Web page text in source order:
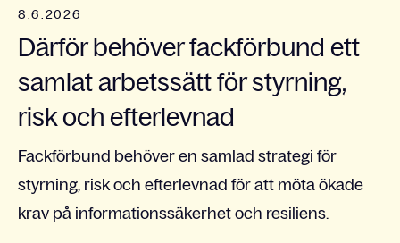
8.6.2026
Därför behöver fackförbund ett
samlat arbetssätt för styrning,
risk och efterlevnad
Fackförbund behöver en samlad strategi för
styrning, risk och efterlevnad för att möta ökade
krav på informationssäkerhet och resiliens.